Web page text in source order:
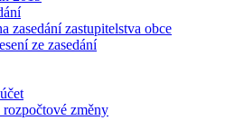
zasedání zastupitelstva obce
ze zasedání
rozpočtové změny